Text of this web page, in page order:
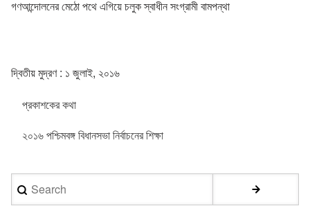
গণআন্দোলনের মেঠো পথে এগিয়ে চলুক স্বাধীন সংগ্রামী বামপন্থা
দ্বিতীয় মুদ্রণ : ১ জুলাই, ২০১৬
প্রকাশকের কথা
২০১৬ পশ্চিমবঙ্গ বিধানসভা নির্বাচনের শিক্ষা
Search